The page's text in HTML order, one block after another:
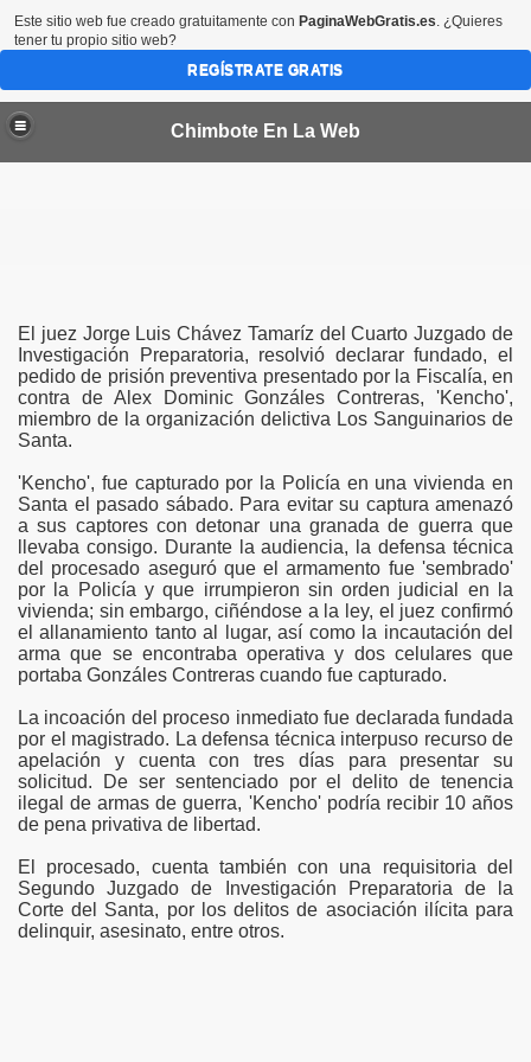
Chimbote En La Web
El juez Jorge Luis Chávez Tamaríz del Cuarto Juzgado de
Investigación Preparatoria, resolvió declarar fundado, el
pedido de prisión preventiva presentado por la Fiscalía, en
contra de Alex Dominic Gonzáles Contreras, 'Kencho',
miembro de la organización delictiva Los Sanguinarios de
Santa.
'Kencho', fue capturado por la Policía en una vivienda en
Santa el pasado sábado. Para evitar su captura amenazó
a sus captores con detonar una granada de guerra que
llevaba consigo. Durante la audiencia, la defensa técnica
del procesado aseguró que el armamento fue 'sembrado'
por la Policía y que irrumpieron sin orden judicial en la
vivienda; sin embargo, ciñéndose a la ley, el juez confirmó
el allanamiento tanto al lugar, así como la incautación del
arma que se encontraba operativa y dos celulares que
portaba Gonzáles Contreras cuando fue capturado.
La incoación del proceso inmediato fue declarada fundada
por el magistrado. La defensa técnica interpuso recurso de
apelación y cuenta con tres días para presentar su
solicitud. De ser sentenciado por el delito de tenencia
ilegal de armas de guerra, 'Kencho' podría recibir 10 años
de pena privativa de libertad.
El procesado, cuenta también con una requisitoria del
Segundo Juzgado de Investigación Preparatoria de la
Corte del Santa, por los delitos de asociación ilícita para
delinquir, asesinato, entre otros.
VALORIZADOS EN MEDIO MILLON DE SOLES
en EEUU
Chimbote
de los Bancos en Robo
DEL PERU
mercado hace 10 meses
encuesta
39%
PRESIDENTES Y VICEPRESIDENTES REGIONALES
y saque sus conclusiones.
Este sitio web fue creado gratuitamente con PaginaWebGratis.es. ¿Quieres
tener tu propio sitio web?
REGÍSTRATE GRATIS